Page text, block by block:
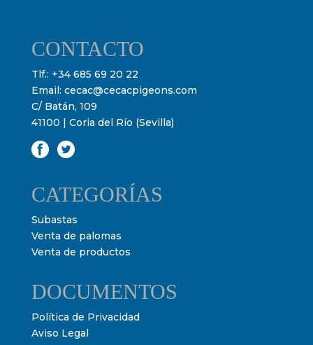
CONTACTO
Tlf.: +34 685 69 20 22
Email: cecac@cecacpigeons.com
C/ Batán, 109
41100 | Coria del Río (Sevilla)
CATEGORÍAS
Subastas
Venta de palomas
Venta de productos
DOCUMENTOS
Política de Privacidad
Aviso Legal